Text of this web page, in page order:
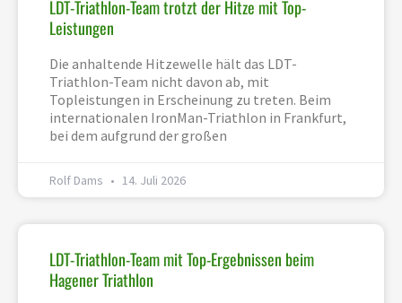
LDT-Triathlon-Team trotzt der Hitze mit Top-
Leistungen
Die anhaltende Hitzewelle hält das LDT-
Triathlon-Team nicht davon ab, mit
Topleistungen in Erscheinung zu treten. Beim
internationalen IronMan-Triathlon in Frankfurt,
bei dem aufgrund der großen
Rolf Dams 14. Juli 2026
LDT-Triathlon-Team mit Top-Ergebnissen beim
Hagener Triathlon